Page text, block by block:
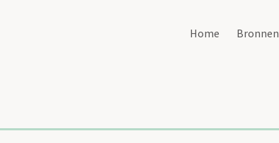
Home Bronnen